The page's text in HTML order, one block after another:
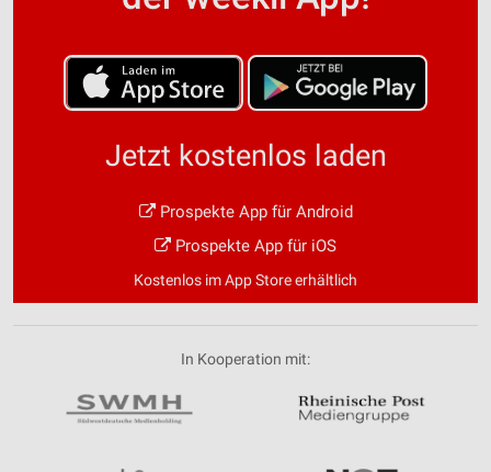
Jetzt kostenlos laden
Prospekte App für Android
Prospekte App für iOS
Kostenlos im App Store erhältlich
In Kooperation mit: